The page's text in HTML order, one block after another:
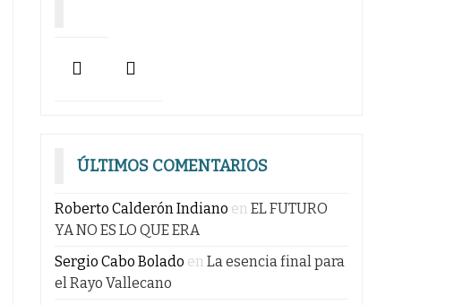
ÚLTIMOS COMENTARIOS
Roberto Calderón Indiano en EL FUTURO
YA NO ES LO QUE ERA
Sergio Cabo Bolado en La esencia final para
el Rayo Vallecano